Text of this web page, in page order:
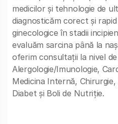
medicilor și tehnologie de
diagnosticăm corect și
ginecologice în stadii
evaluăm sarcina până la
oferim consultații la nivel
Alergologie/Imunologie,
Medicina Internă,
Diabet și Boli de Nutriție.